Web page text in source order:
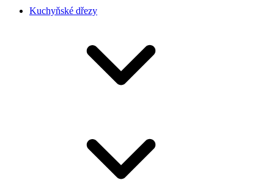
Kuchyňské dřezy